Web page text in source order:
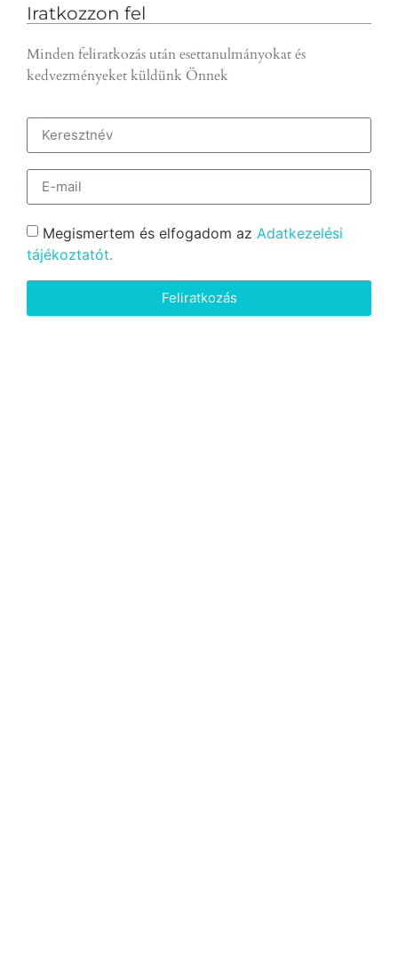
Iratkozzon fel
Minden feliratkozás után esettanulmányokat és
kedvezményeket küldünk Önnek
Megismertem és elfogadom az Adatkezelési
tájékoztatót.
Feliratkozás